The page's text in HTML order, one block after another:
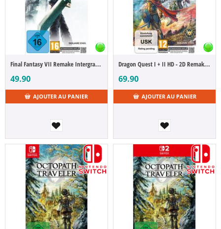
Final Fantasy VII Remake Intergrade [NSW2] (D/F/I)
49.90
AJOUTER AU PANIER
Dragon Quest I + II HD - 2D Remake [NSW2]
69.90
AJOUTER AU PANIER